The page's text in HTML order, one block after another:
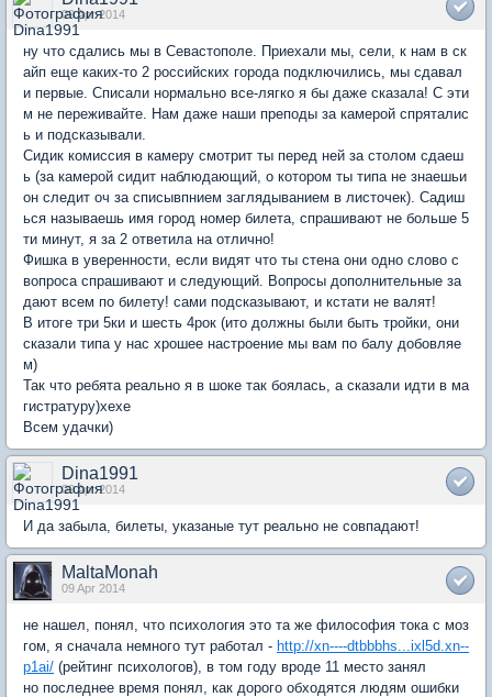
09 Apr 2014
ну что сдались мы в Севастополе. Приехали мы, сели, к нам в ск
айп еще каких-то 2 российских города подключились, мы сдавал
и первые. Списали нормально все-лягко я бы даже сказала! С эти
м не переживайте. Нам даже наши преподы за камерой спряталис
ь и подсказывали.
Сидик комиссия в камеру смотрит ты перед ней за столом сдаеш
ь (за камерой сидит наблюдающий, о котором ты типа не знаешьи
он следит оч за списывпнием заглядыванием в листочек). Садиш
ься называешь имя город номер билета, спрашивают не больше 5
ти минут, я за 2 ответила на отлично!
Фишка в уверенности, если видят что ты стена они одно слово с
вопроса спрашивают и следующий. Вопросы дополнительные за
дают всем по билету! сами подсказывают, и кстати не валят!
В итоге три 5ки и шесть 4рок (ито должны были быть тройки, они
сказали типа у нас хрошее настроение мы вам по балу добовляе
м)
Так что ребята реально я в шоке так боялась, а сказали идти в ма
гистратуру)хехе
Всем удачки)
Dina1991
09 Apr 2014
И да забыла, билеты, указаные тут реально не совпадают!
MaltaMonah
09 Apr 2014
не нашел, понял, что психология это та же философия тока с моз
гом, я сначала немного тут работал - http://xn----dtbbbhs...ixl5d.xn--
p1ai/ (рейтинг психологов), в том году вроде 11 место занял
но последнее время понял, как дорого обходятся людям ошибки